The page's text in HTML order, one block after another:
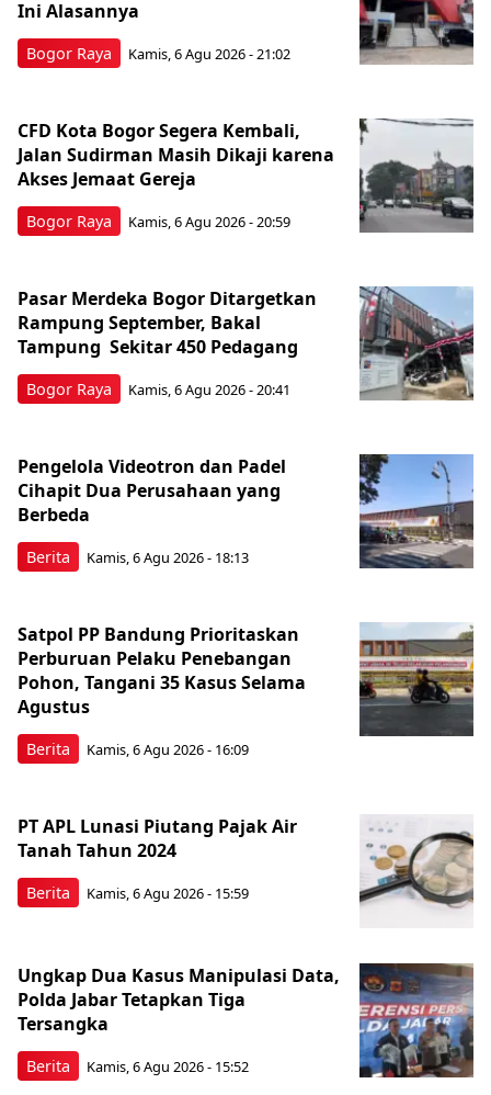
Bogor Raya
Ini Alasannya
Kamis, 6 Agu 2026 - 21:02
Bogor Raya
CFD Kota Bogor Segera Kembali,
Jalan Sudirman Masih Dikaji karena
Akses Jemaat Gereja
Kamis, 6 Agu 2026 - 20:59
Bogor Raya
Pasar Merdeka Bogor Ditargetkan
Rampung September, Bakal
Tampung Sekitar 450 Pedagang
Kamis, 6 Agu 2026 - 20:41
Berita
Pengelola Videotron dan Padel
Cihapit Dua Perusahaan yang
Berbeda
Kamis, 6 Agu 2026 - 18:13
Berita
Satpol PP Bandung Prioritaskan
Perburuan Pelaku Penebangan
Pohon, Tangani 35 Kasus Selama
Agustus
Kamis, 6 Agu 2026 - 16:09
Berita
PT APL Lunasi Piutang Pajak Air
Tanah Tahun 2024
Kamis, 6 Agu 2026 - 15:59
Berita
Ungkap Dua Kasus Manipulasi Data,
Polda Jabar Tetapkan Tiga
Tersangka
Kamis, 6 Agu 2026 - 15:52